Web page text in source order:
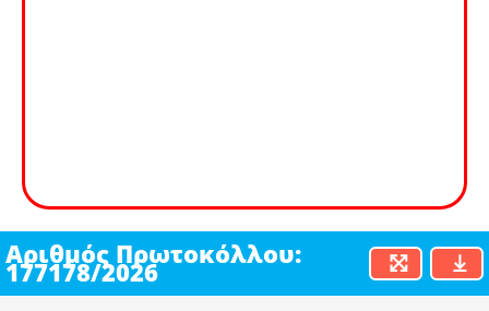
Αριθμός Πρωτοκόλλου:
177178/2026